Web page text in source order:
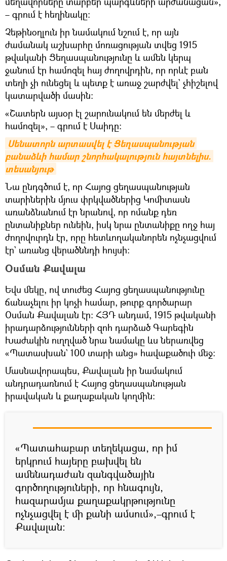
– գրում է հեղինակը։
Չեթինօղլուն իր նամակում նշում է, որ այն
ժամանակ աշխարհը մոռացության տվեց 1915
թվականի Ցեղասպանությունը և ամեն կերպ
ջանում էր համոզել հայ ժողովրդին, որ որևէ բան
տեղի չի ունեցել և պետք է առաջ շարժվել` չհիշելով
կատարվածի մասին։
«Շատերն այսօր էլ շարունակում են մերժել և
համոզել», – գրում է Սաիդը։
Սենատորն արտասվել է Ցեղասպանության
բանաձևի համար շնորհակալություն հայտնելիս.
տեսանյութ
Նա ընդգծում է, որ Հայոց ցեղասպանության
տարիներին մյուս փրկվածներից Կոմիտասն
առանձնանում էր նրանով, որ ոմանք դեռ
ընտանիքներ ունեին, իսկ նրա ընտանիքը ողջ հայ
ժողովուրդն էր, որը հետևողականորեն ոչնչացվում
էր` առանց վերածննդի հույսի։
Օսման Քավալա
Եվս մեկը, ով տուժեց Հայոց ցեղասպանությունը
ճանաչելու իր կոչի համար, թուրք գործարար
Օսման Քավալան էր։ ՀՅԴ անդամ, 1915 թվականի
իրադարձությունների զոհ դարձած Գարեգին
Խաժակին ուղղված նրա նամակը ևս ներառվեց
«Պատասխան` 100 տարի անց» հավաքածուի մեջ։
Մասնավորապես, Քավալան իր նամակում
անդրադառնում է Հայոց ցեղասպանության
իրավական և քաղաքական կողմին։
«Պատահաբար տեղեկացա, որ իմ
երկրում հայերը բախվել են
ամենադաժան զանգվածային
գործողություների, որ հնագույն,
հազարամյա քաղաքակրթությունը
ոչնչացվել է մի քանի ամսում»,–գրում է
Քավալան։